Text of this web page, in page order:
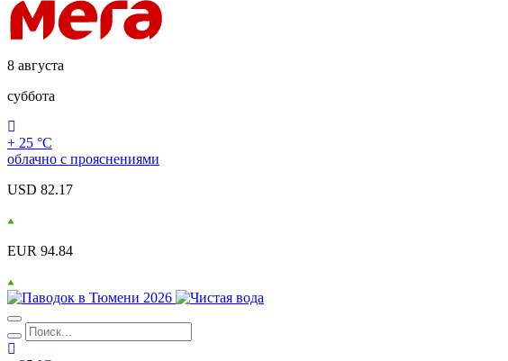
8 августа
суббота
+ 25 °С
облачно с прояснениями
USD 82.17
EUR 94.84